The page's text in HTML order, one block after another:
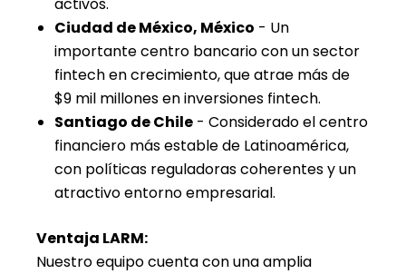
activos.
Ciudad de México, México - Un
importante centro bancario con un sector
fintech en crecimiento, que atrae más de
$9 mil millones en inversiones fintech.
Santiago de Chile - Considerado el centro
financiero más estable de Latinoamérica,
con políticas reguladoras coherentes y un
atractivo entorno empresarial.
Ventaja LARM:
Nuestro equipo cuenta con una amplia